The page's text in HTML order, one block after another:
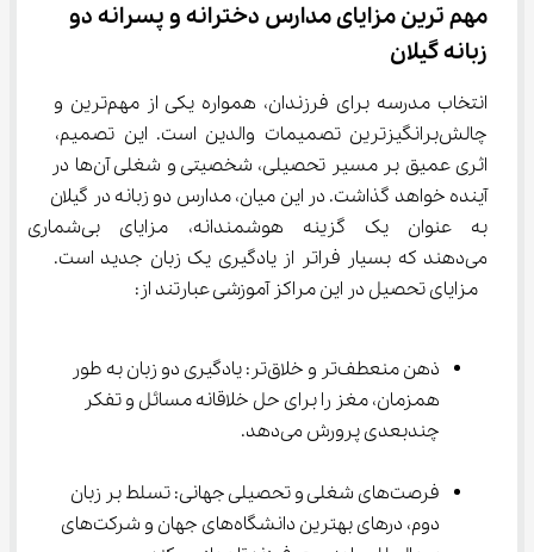
مهم ترین مزایای مدارس دخترانه و پسرانه دو
زبانه گیلان
انتخاب مدرسه برای فرزندان، همواره یکی از مهم‌ترین و
چالش‌برانگیزترین تصمیمات والدین است. این تصمیم،
اثری عمیق بر مسیر تحصیلی، شخصیتی و شغلی آن‌ها در
آینده خواهد گذاشت. در این میان، مدارس دو زبانه در گیلان
به عنوان یک گزینه هوشمندانه،
می‌دهند که بسیار فراتر از یادگیری یک زبان جدید است.
مزایای تحصیل در این مراکز آموزشی عبارتند از:
ذهن منعطف‌تر و خلاق‌تر: یادگیری دو زبان به طور
همزمان، مغز را برای حل خلاقانه مسائل و تفکر
چندبعدی پرورش می‌دهد.
فرصت‌های شغلی و تحصیلی جهانی: تسلط بر زبان
دوم، درهای بهترین دانشگاه‌های جهان و شرکت‌های